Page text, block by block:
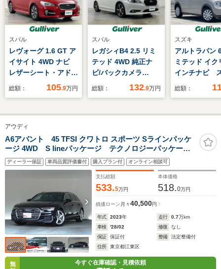
スバル
レヴォーグ 1.6 GT ア
イサイト 4WD ナビ
レザーシート・アドバ
ンスセーフティ・アド
クルーズコントロー
ル・レーンキープアシ
スト・アイドリングス
トップ・社外前方ドラ
イブレコーダー・X-
MODE
総額： 105.9万円
スバル
レガシィB4 2.5 リミ
テッド 4WD 純正ナ
ビ/バックカメラ
Bluetooth/AUX 前席
ール 車線逸脱警報 エ
キ アイドリングスト
ップ 前席パワーシー
ト ハーマンカードン
サウンド
総額： 132.9万円
スズキ
アルトラパン
ミテッド イク
インチナビ
ーフティサ
席シートヒー
ビルトイン
ートキー プ
総額：
アウディ
A6アバント 45 TFSI クワトロ スポーツ Sラインパッケ
ージ 4WD S lineパッケージ テクノロジーパッケー
ジ パノラマサンルーフ 認定中古車
ディーラー保証 車両品質評価書付 購入プラン付 オンライン相談可
支払総額
533.5万円
本体価格
518.0万円
残価ローン 月々40,500円
年式 2023年 走行 0.7万km
車検
'28/02 修復
なし
保証
保証付 整備
法定整備付
住所
東京都江東区
無
今すぐ在庫確認・見積依頼